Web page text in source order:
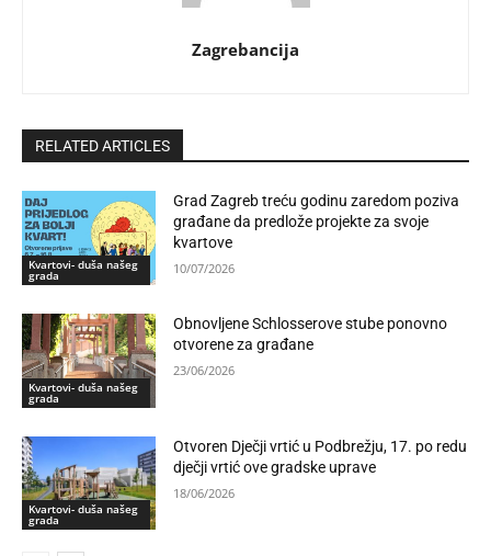
Zagrebancija
RELATED ARTICLES
Kvartovi- duša našeg
grada
Grad Zagreb treću godinu zaredom poziva
građane da predlože projekte za svoje
kvartove
10/07/2026
Kvartovi- duša našeg
grada
Obnovljene Schlosserove stube ponovno
otvorene za građane
23/06/2026
Kvartovi- duša našeg
grada
Otvoren Dječji vrtić u Podbrežju, 17. po redu
dječji vrtić ove gradske uprave
18/06/2026